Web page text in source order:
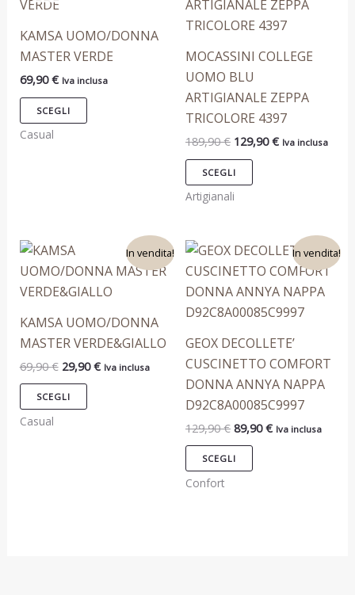
KAMSA UOMO/DONNA
MASTER VERDE
69,90€ Iva inclusa
SCEGLI
varianti.
Le
opzioni
essere
Casual
MOCASSINI COLLEGE
UOMO BLU
ARTIGIANALE ZEPPA
TRICOLORE 4397
189,90€ 129,90€ Iva inclusa
SCEGLI
ha
più
Le
opzioni
possono
essere
scelte
pagina
Artigianali
In vendita!
KAMSA UOMO/DONNA
MASTER VERDE&GIALLO
69,90€
Il
prezzo
originale
era:
29,90€
prezzo
attuale
è:
Iva inclusa
SCEGLI
Questo
prodotto
ha
varianti.
Le
opzioni
essere
Casual
In vendita!
GEOX DECOLLETE’
CUSCINETTO COMFORT
DONNA ANNYA NAPPA
D92C8A00085C9997
129,90€
Il
prezzo
originale
era:
89,90€
Il
prezzo
attuale
è:
Iva inclusa
SCEGLI
Questo
prodotto
ha
più
Le
opzioni
possono
essere
scelte
pagina
Confort